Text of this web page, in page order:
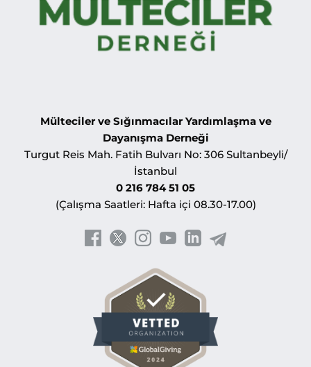
Mülteciler ve Sığınmacılar Yardımlaşma ve
Dayanışma Derneği
Turgut Reis Mah. Fatih Bulvarı No: 306 Sultanbeyli/
İstanbul
0 216 784 51 05
(Çalışma Saatleri: Hafta içi 08.30-17.00)